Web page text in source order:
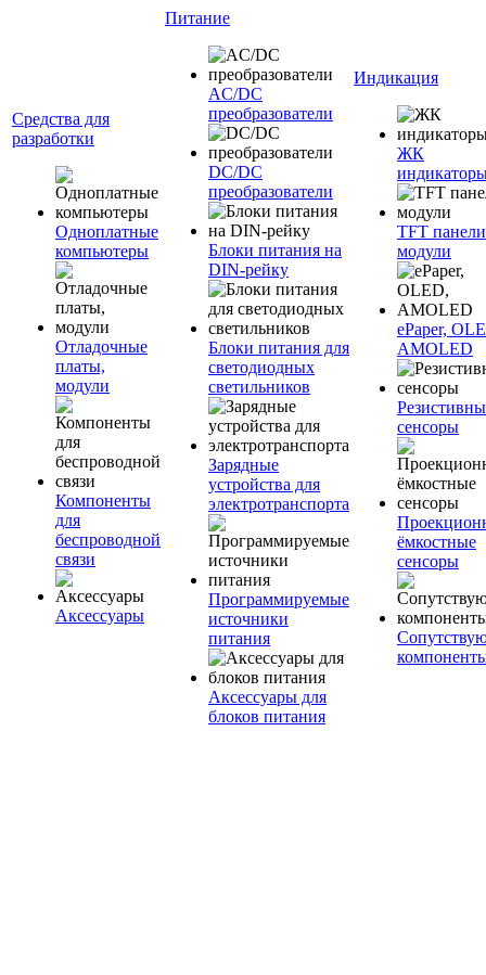
Средства для
разработки
Одноплатные
компьютеры
Отладочные
платы,
модули
Компоненты
для
беспроводной
связи
Аксессуары
Питание
AC/DC
преобразователи
DC/DC
преобразователи
Блоки питания на
DIN-рейку
Блоки питания для
светодиодных
светильников
Зарядные
устройства для
электротранспорта
Программируемые
источники
питания
Аксессуары для
блоков питания
Индикация
ЖК
TFT
модули
ePaper,
AMOLED
сенсоры
ёмкостные
сенсоры